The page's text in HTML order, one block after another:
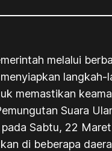
melalui
langkah-
memastikan
Suara
Sabtu, 22
di beberapa